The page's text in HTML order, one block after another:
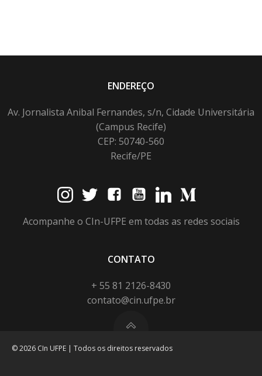
ENDEREÇO
Av. Jornalista Anibal Fernandes, s/n, Cidade Universitária
(Campus Recife)
CEP: 50740-560
Recife/PE
Acompanhe o CIn-UFPE em todas as redes sociais
CONTATO
+ 55 81 2126-8430
contato@cin.ufpe.br
© 2026 CIn UFPE | Todos os direitos reservados